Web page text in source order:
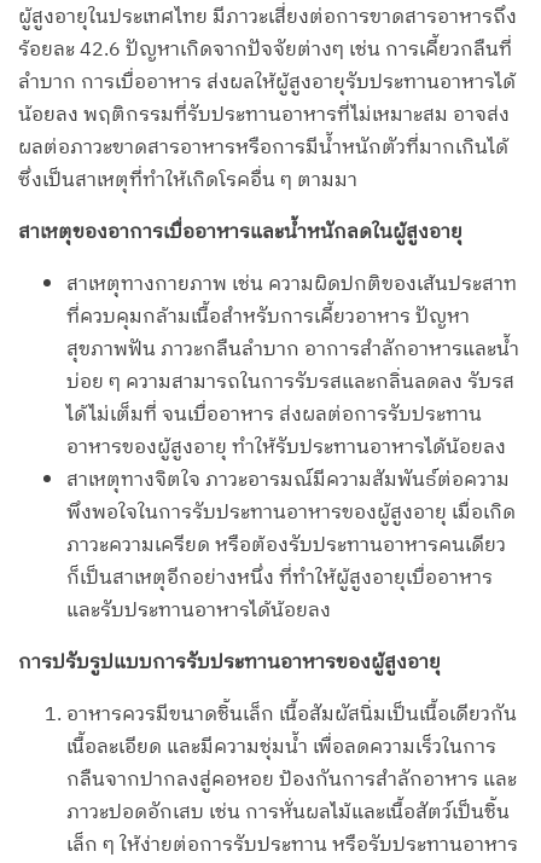
ผู้สูงอายุในประเทศไทย มีภาวะเสี่ยงต่อการขาดสารอาหารถึง
ร้อยละ 42.6 ปัญหาเกิดจากปัจจัยต่างๆ เช่น การเคี้ยวกลืนที่
ลำบาก การเบื่ออาหาร ส่งผลให้ผู้สูงอายุรับประทานอาหารได้
น้อยลง พฤติกรรมที่รับประทานอาหารที่ไม่เหมาะสม อาจส่ง
ผลต่อภาวะขาดสารอาหารหรือการมีน้ำหนักตัวที่มากเกินได้
ซึ่งเป็นสาเหตุที่ทำให้เกิดโรคอื่น ๆ ตามมา
สาเหตุของอาการเบื่ออาหารและน้ำหนักลดในผู้สูงอายุ
สาเหตุทางกายภาพ เช่น ความผิดปกติของเส้นประสาท
ที่ควบคุมกล้ามเนื้อสำหรับการเคี้ยวอาหาร ปัญหา
สุขภาพฟัน ภาวะกลืนลำบาก อาการสำลักอาหารและน้ำ
บ่อย ๆ ความสามารถในการรับรสและกลิ่นลดลง รับรส
ได้ไม่เต็มที่ จนเบื่ออาหาร ส่งผลต่อการรับประทาน
อาหารของผู้สูงอายุ ทำให้รับประทานอาหารได้น้อยลง
สาเหตุทางจิตใจ ภาวะอารมณ์มีความสัมพันธ์ต่อความ
พึงพอใจในการรับประทานอาหารของผู้สูงอายุ เมื่อเกิด
ภาวะความเครียด หรือต้องรับประทานอาหารคนเดียว
ก็เป็นสาเหตุอีกอย่างหนึ่ง ที่ทำให้ผู้สูงอายุเบื่ออาหาร
และรับประทานอาหารได้น้อยลง
การปรับรูปแบบการรับประทานอาหารของผู้สูงอายุ
อาหารควรมีขนาดชิ้นเล็ก เนื้อสัมผัสนิ่มเป็นเนื้อเดียวกัน
เนื้อละเอียด และมีความชุ่มน้ำ เพื่อลดความเร็วในการ
กลืนจากปากลงสู่คอหอย ป้องกันการสำลักอาหาร และ
ภาวะปอดอักเสบ เช่น การหั่นผลไม้และเนื้อสัตว์เป็นชิ้น
เล็ก ๆ ให้ง่ายต่อการรับประทาน หรือรับประทานอาหาร